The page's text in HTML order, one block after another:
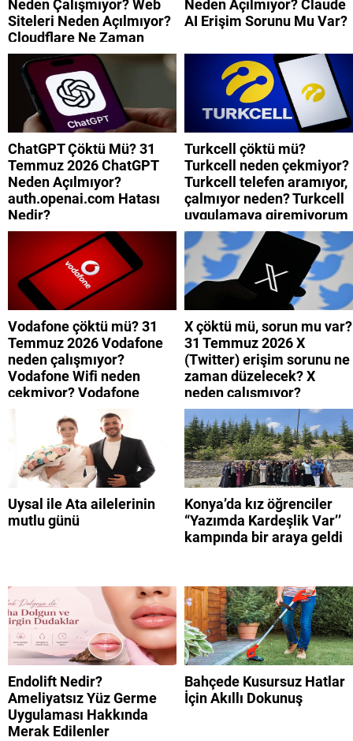
Neden Çalışmıyor? Web
Siteleri Neden Açılmıyor?
Cloudflare Ne Zaman
Düzelecek?
Neden Açılmıyor? Claude
AI Erişim Sorunu Mu Var?
ChatGPT Çöktü Mü? 31
Temmuz 2026 ChatGPT
Neden Açılmıyor?
auth.openai.com Hatası
Nedir?
Turkcell çöktü mü?
Turkcell neden çekmiyor?
Turkcell telefen aramıyor,
çalmıyor neden? Turkcell
uygulamaya giremiyorum
neden? Turkcell internet
neden yavaş?
Vodafone çöktü mü? 31
Temmuz 2026 Vodafone
neden çalışmıyor?
Vodafone Wifi neden
çekmiyor? Vodafone
mobil uygulamaya neden
giremiyorum?
X çöktü mü, sorun mu var?
31 Temmuz 2026 X
(Twitter) erişim sorunu ne
zaman düzelecek? X
neden çalışmıyor?
Uysal ile Ata ailelerinin
mutlu günü
Konya’da kız öğrenciler
“Yazımda Kardeşlik Var’’
kampında bir araya geldi
Endolift Nedir?
Ameliyatsız Yüz Germe
Uygulaması Hakkında
Merak Edilenler
Bahçede Kusursuz Hatlar
İçin Akıllı Dokunuş